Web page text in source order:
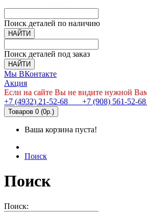
Поиск деталей по наличию
НАЙТИ
Поиск деталей под заказ
НАЙТИ
Мы ВКонтакте
Акция
Если на сайте Вы не видите нужной
+7 (4932) 21-52-68
+7 (908) 561-52-68
Товаров 0 (0р.)
Ваша корзина пуста!
Поиск
Поиск
Поиск: